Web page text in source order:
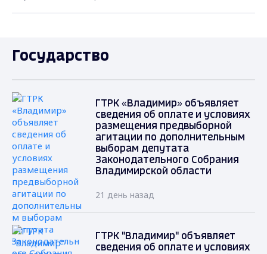
Государство
ГТРК «Владимир» объявляет
сведения об оплате и условиях
размещения предвыборной
агитации по дополнительным
выборам депутата
Законодательного Собрания
Владимирской области
21 день назад
ГТРК "Владимир" объявляет
сведения об оплате и условиях